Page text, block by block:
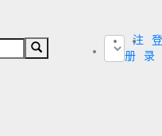
注
册
登
录